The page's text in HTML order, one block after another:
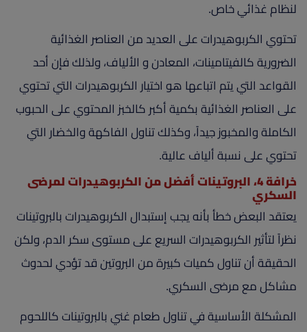
لنظام غذائي خاص.
تحتوي الكربوهيدرات على العديد من العناصر الغذائية
الضرورية كالفيتامينات، المعادن و الألياف، ولذلك فإن أحد
القواعد التي يتم اتباعها هو اختيار الكربوهيدرات التي تحتوي
على العناصر الغذائية بكمية أكبر كالخبز المحتوي على الحبوب
الكاملة والمخبوز جيداً، وكذلك تناول الفاكهة والخضار التي
تحتوي على نسبة ألياف عالية.
خرافة 4، البروتينات أفضل من الكربوهيدرات لمرضى
السكري
يعتقد البعض خطأ بأنه يجب إستبدال الكربوهيدرات بالبروتينات
نظراً لتأثير الكربوهيدرات السريع على مستوى سكر الدم، ولكن
الحقيقة أن تناول كميات كبيرة من البروتين قد تؤدي لحدوث
مشاكل مع مرضى السكري.
المشكلة الأساسية في تناول طعام غني بالبروتينات كاللحوم